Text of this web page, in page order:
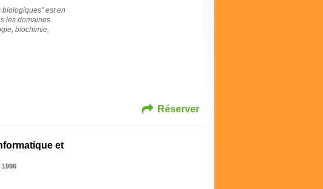
est en
les domaines
biochimie,
Réserver
et
1996